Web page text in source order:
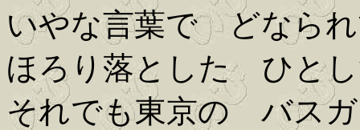
いやな言葉で どなら
ほろり落とした ひと
それでも東京の バス